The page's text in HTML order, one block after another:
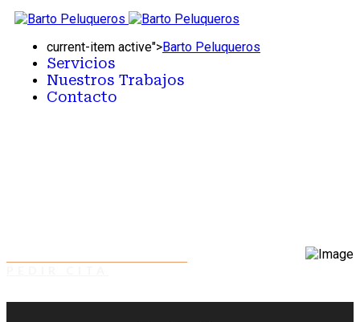
current-item active">Barto Peluqueros
Servicios
Nuestros Trabajos
Contacto